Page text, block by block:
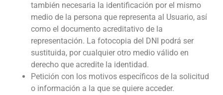
también necesaria la identificación por el mismo
medio de la persona que representa al Usuario, así
como el documento acreditativo de la
representación. La fotocopia del DNI podrá ser
sustituida, por cualquier otro medio válido en
derecho que acredite la identidad.
Petición con los motivos específicos de la solicitud
o información a la que se quiere acceder.